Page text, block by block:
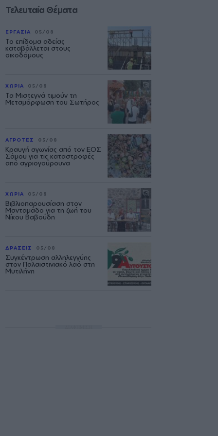
Τελευταία Θέματα
ΕΡΓΑΣΙΑ 05/08
Το επίδομα αδείας
καταβάλλεται στους
οικοδόμους
ΧΩΡΙΑ 05/08
Τα Μιστεγνά τιμούν τη
Μεταμόρφωση του Σωτήρος
ΑΓΡΟΤΕΣ 05/08
Κραυγή αγωνίας από τον ΕΟΣ
Σάμου για τις καταστροφές
από αγριογούρουνα
ΧΩΡΙΑ 05/08
Βιβλιοπαρουσίαση στον
Μανταμάδο για τη ζωή του
Νίκου Βαβούδη
ΔΡΑΣΕΙΣ 05/08
Συγκέντρωση αλληλεγγύης
στον Παλαιστινιακό λαό στη
Μυτιλήνη